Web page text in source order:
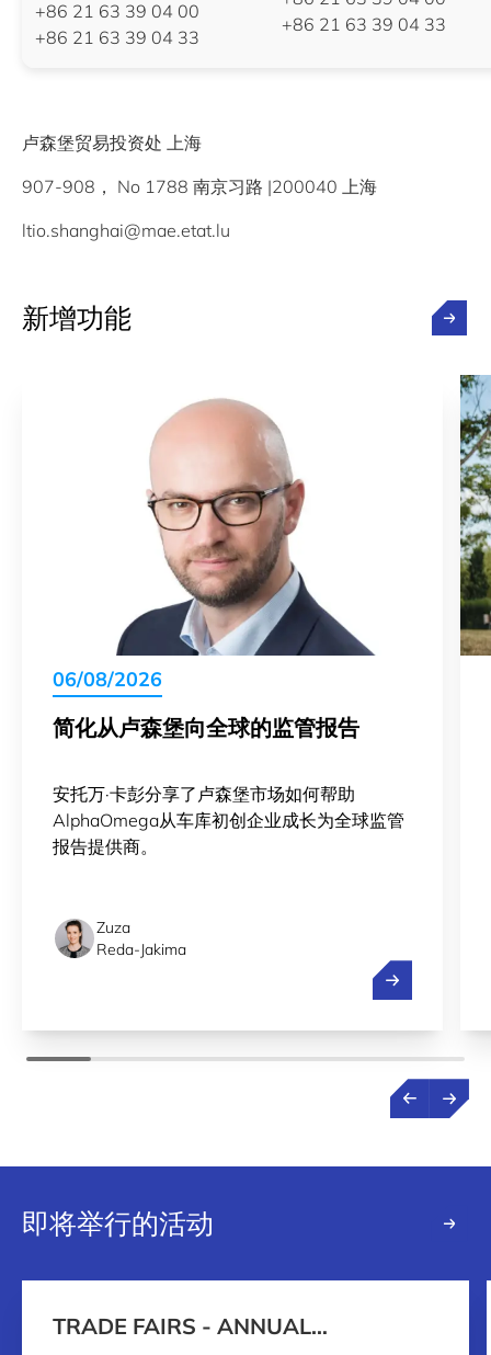
+86 21 63 39 04 00
+86 21 63 39 04 33
+86 21 63 39 04 33
卢森堡贸易投资处 上海
907-908， No 1788 南京习路 |200040 上海
ltio.shanghai@mae.etat.lu
新增功能
06/08/2026
简化从卢森堡向全球的监管报告
安托万·卡彭分享了卢森堡市场如何帮助
AlphaOmega从车库初创企业成长为全球监管
报告提供商。
Zuza
Reda-Jakima
简化从卢森堡
即将举行的活动
TRADE FAIRS - ANNUAL